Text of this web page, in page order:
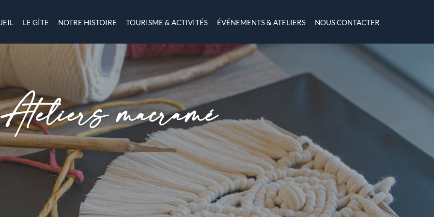
LE GÎTE NOTRE HISTOIRE TOURISME & ACTIVITÉS ÉVÉNEMENTS & ATELIERS NOUS CONTACTER
Ateliers macramé